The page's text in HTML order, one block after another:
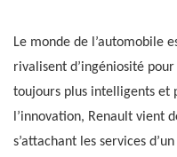
Le monde de l’automobile
rivalisent d’ingéniosité
toujours plus intelligents et
l’innovation, Renault vient
s’attachant les services